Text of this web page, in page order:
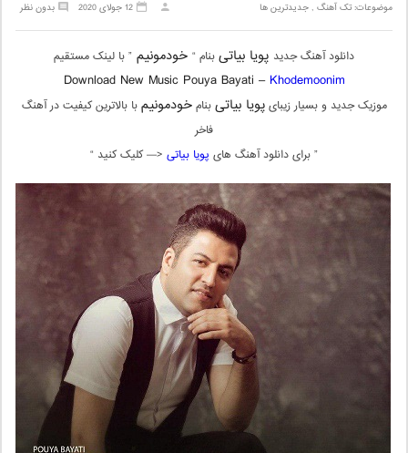
موضوعات:تک آهنگ ,جدیدترین ها بدون نظر 12 جولای 2020
دانلود آهنگ جدید پویا بیاتیبنام “ خودمونیم ” با لینک مستقیم
Download New Music Pouya Bayati – Khodemoonim
موزیک جدید و بسیار زیبایپویا بیاتیبنامخودمونیمبا بالاترین کیفیت در آهنگ
فاخر
” برای دانلود آهنگ های پویا بیاتی <— کلیک کنید “